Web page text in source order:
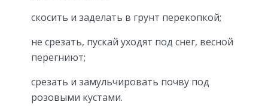
скосить и заделать в грунт перекопкой;
не срезать, пускай уходят под снег, весной
перегниют;
срезать и замульчировать почву под
розовыми кустами.